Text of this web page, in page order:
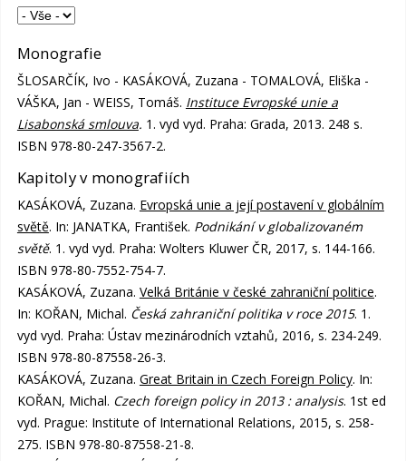
Monografie
ŠLOSARČÍK, Ivo - KASÁKOVÁ, Zuzana - TOMALOVÁ, Eliška -
VÁŠKA, Jan - WEISS, Tomáš. Instituce Evropské unie a
Lisabonská smlouva. 1. vyd vyd. Praha: Grada, 2013. 248 s.
ISBN 978-80-247-3567-2.
Kapitoly v monografiích
KASÁKOVÁ, Zuzana. Evropská unie a její postavení v globálním
světě. In: JANATKA, František. Podnikání v globalizovaném
světě. 1. vyd vyd. Praha: Wolters Kluwer ČR, 2017, s. 144-166.
ISBN 978-80-7552-754-7.
KASÁKOVÁ, Zuzana. Velká Británie v české zahraniční politice.
In: KOŘAN, Michal. Česká zahraniční politika v roce 2015. 1.
vyd vyd. Praha: Ústav mezinárodních vztahů, 2016, s. 234-249.
ISBN 978-80-87558-26-3.
KASÁKOVÁ, Zuzana. Great Britain in Czech Foreign Policy. In:
KOŘAN, Michal. Czech foreign policy in 2013 : analysis. 1st ed
vyd. Prague: Institute of International Relations, 2015, s. 258-
275. ISBN 978-80-87558-21-8.